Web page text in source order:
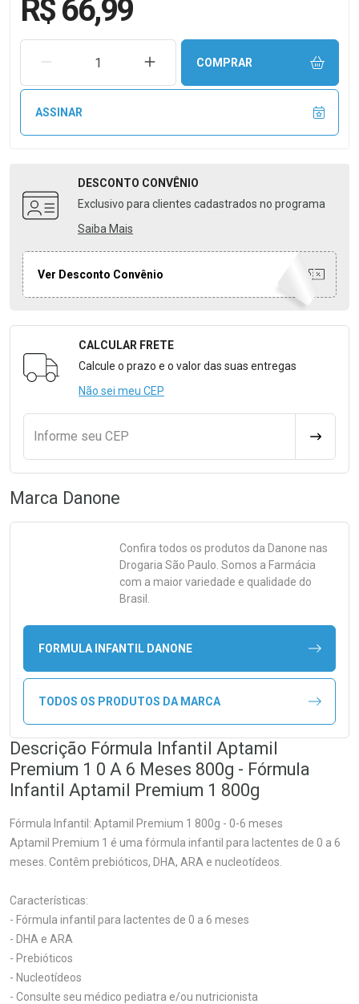
R$ 66,99
REMOVER UMA UNIDADEAUMENTAR UMA UNIDADE
COMPRAR
ASSINAR
DESCONTO CONVÊNIO
Exclusivo para clientes cadastrados no programa
Saiba Mais
Ver Desconto Convênio
Formulário para Calcular o Frete
CALCULAR FRETE
Calcule o prazo e o valor das suas entregas
Não sei meu CEP
Informe seu CEP
Marca Danone
Confira todos os produtos da Danone nas
Drogaria São Paulo. Somos a Farmácia
com a maior variedade e qualidade do
Brasil.
FORMULA INFANTIL DANONE
TODOS OS PRODUTOS DA MARCA
Descrição Fórmula Infantil Aptamil
Premium 1 0 A 6 Meses 800g - Fórmula
Infantil Aptamil Premium 1 800g
Fórmula Infantil: Aptamil Premium 1 800g - 0-6 meses
Aptamil Premium 1 é uma fórmula infantil para lactentes de 0 a 6
meses. Contêm prebióticos, DHA, ARA e nucleotídeos.
Características:
- Fórmula infantil para lactentes de 0 a 6 meses
- DHA e ARA
- Prebióticos
- Nucleotídeos
- Consulte seu médico pediatra e/ou nutricionista